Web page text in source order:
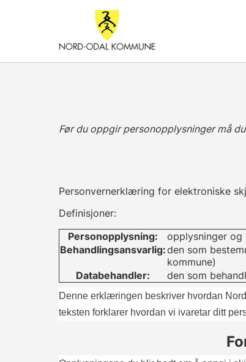
Før du oppgir personopplysninger må
Personvernerklæring for elektroniske
Definisjoner:
Personopplysning:
opplysninger og
Behandlingsansvarlig:den som
kommune)
Databehandler:
den som
Denne erklæringen beskriver hvordan
teksten forklarer hvordan vi ivaretar ditt